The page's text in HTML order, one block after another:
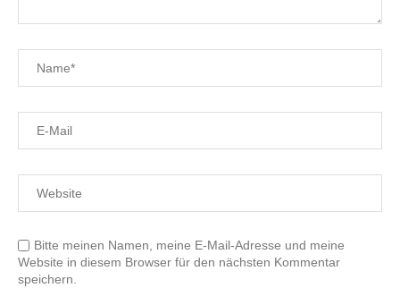
Bitte meinen Namen, meine E-Mail-Adresse und meine
Website in diesem Browser für den nächsten Kommentar
speichern.